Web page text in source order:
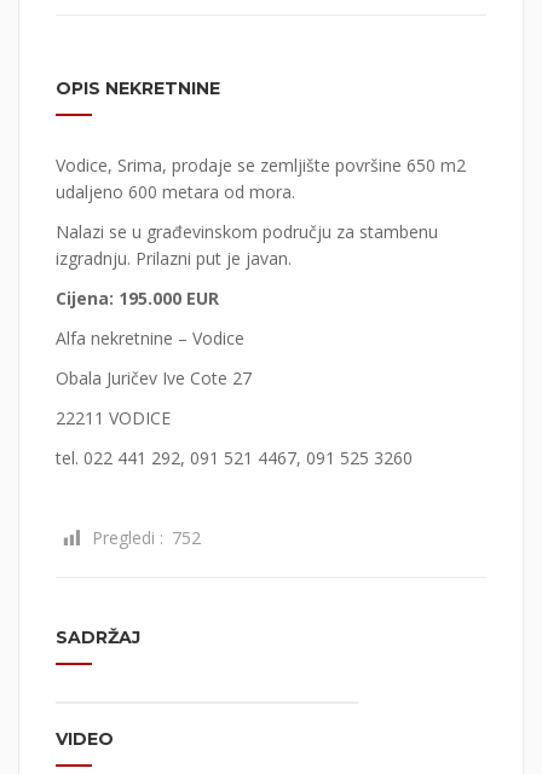
OPIS NEKRETNINE
Vodice, Srima, prodaje se zemljište površine 650 m2
udaljeno 600 metara od mora.
Nalazi se u građevinskom području za stambenu
izgradnju. Prilazni put je javan.
Cijena: 195.000 EUR
Alfa nekretnine – Vodice
Obala Juričev Ive Cote 27
22211 VODICE
tel. 022 441 292, 091 521 4467, 091 525 3260
Pregledi : 752
SADRŽAJ
VIDEO